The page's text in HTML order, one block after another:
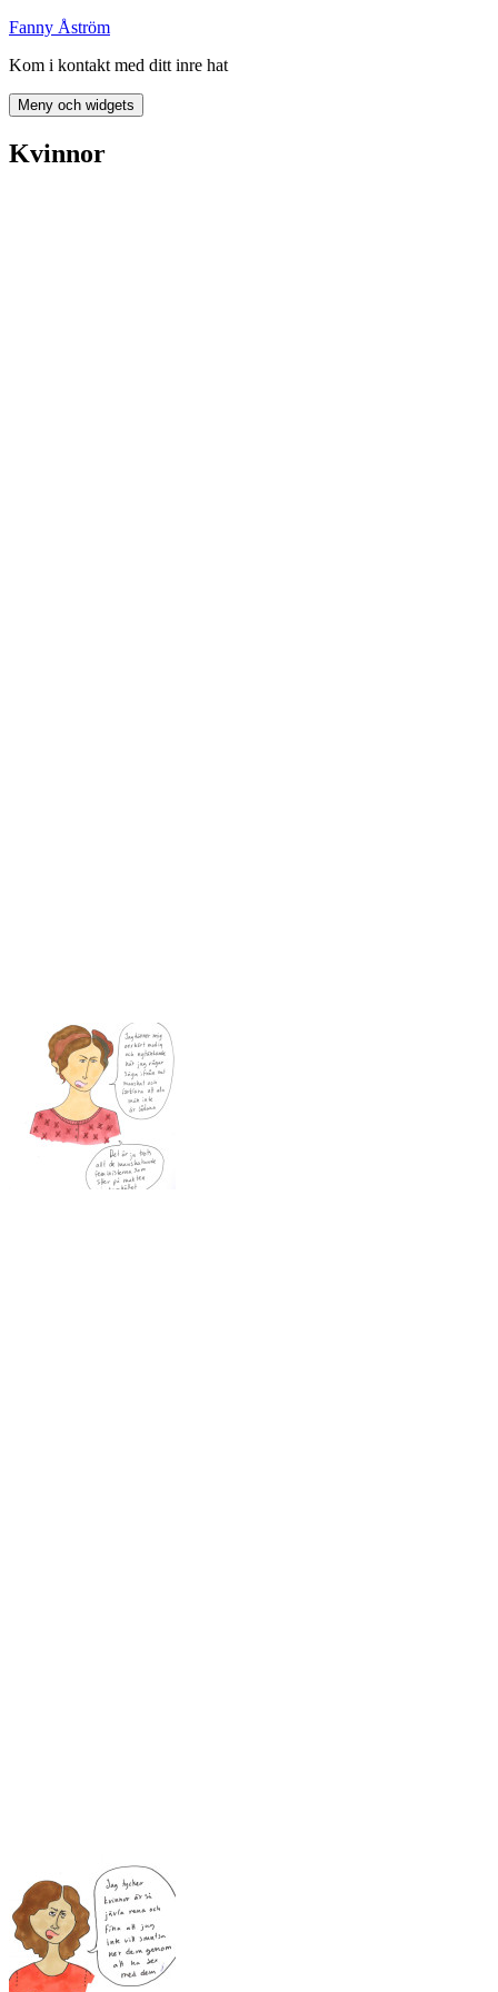
Hoppa
innehåll
Fanny Åström
Kom i kontakt med ditt inre hat
Meny och widgets
Kvinnor